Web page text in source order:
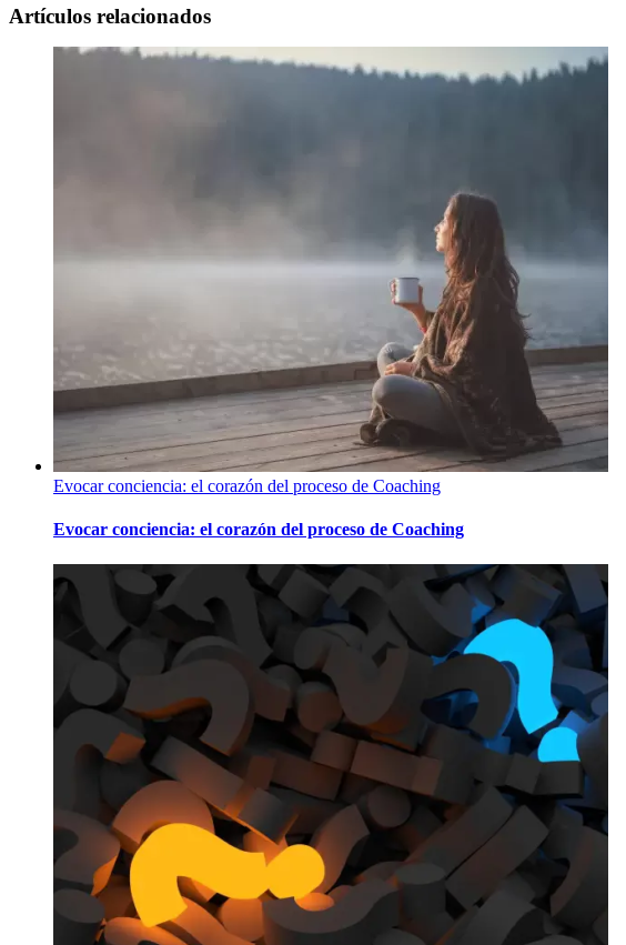
Artículos relacionados
Evocar conciencia: el corazón del proceso de Coaching
Evocar conciencia: el corazón del proceso de Coaching